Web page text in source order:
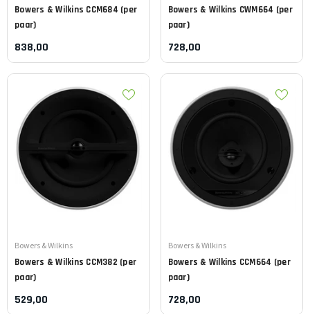
Bowers & Wilkins CCM684 (per
paar)
838,00
Bowers & Wilkins CWM664 (per
paar)
728,00
Leverancier:
Bowers & Wilkins
Bowers & Wilkins CCM382 (per
paar)
529,00
Leverancier:
Bowers & Wilkins
Bowers & Wilkins CCM664 (per
paar)
728,00